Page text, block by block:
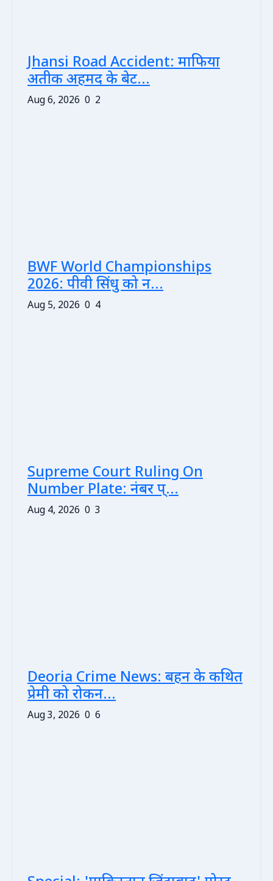
Jhansi Road Accident: माफिया
अतीक अहमद के बेट...
Aug 6, 2026 0 2
BWF World Championships
2026: पीवी सिंधु को न...
Aug 5, 2026 0 4
Supreme Court Ruling On
Number Plate: नंबर प्...
Aug 4, 2026 0 3
Deoria Crime News: बहन के कथित
प्रेमी को रोकन...
Aug 3, 2026 0 6